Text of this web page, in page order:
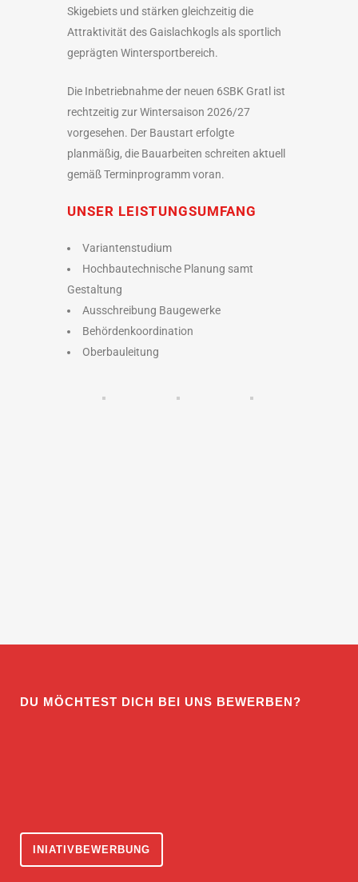
Skigebiets und stärken gleichzeitig die
Attraktivität des Gaislachkogls als sportlich
geprägten Wintersportbereich.
Die Inbetriebnahme der neuen 6SBK Gratl ist
rechtzeitig zur Wintersaison 2026/27
vorgesehen. Der Baustart erfolgte
planmäßig, die Bauarbeiten schreiten aktuell
gemäß Terminprogramm voran.
UNSER LEISTUNGSUMFANG
Variantenstudium
Hochbautechnische Planung samt
Gestaltung
Ausschreibung Baugewerke
Behördenkoordination
Oberbauleitung
DU MÖCHTEST DICH BEI UNS BEWERBEN?
INIATIVBEWERBUNG